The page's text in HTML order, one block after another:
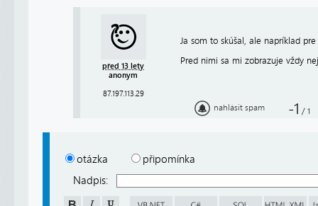
před 13 lety
anonym
87.197.113.29
Ja som to skúšal, ale napríklad
Pred nimi sa mi zobrazuje vždy
nahlásit spam -1 / 1
otázka
připomínka
Nadpis: